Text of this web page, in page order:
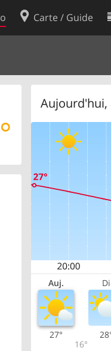
Carte / Guide
Aujourd'hui,
Auj. Di
27°
16°
d’utilisation